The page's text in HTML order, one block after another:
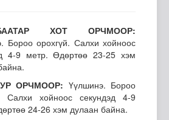
ХОТ ОРЧМООР:
Бороо орохгүй. Салхи хойноос
4-9 метр. Өдөртөө 23-25 хэм
ОРЧМООР: Үүлшинэ. Бороо
Салхи хойноос секундэд 4-9
24-26 хэм дулаан байна.